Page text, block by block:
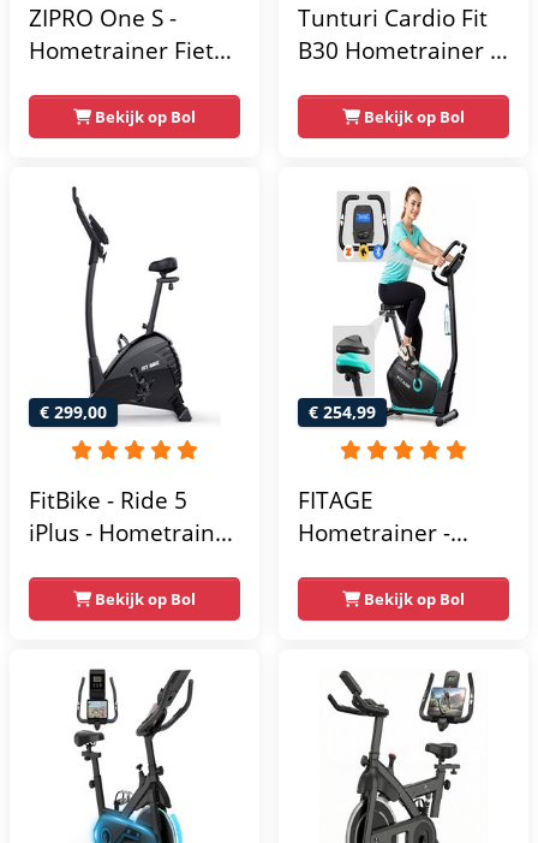
ZIPRO One S -
Hometrainer Fiets -
Magnetische Fiets -
Hartslagsensoren -
Gemakkelijk te
transporteren -
Antislippedalen -
Homegym -
Stabiele structuur -
gebruikersgewicht
110 kg - Zwart en
Blauw
Bekijk op Bol
Tunturi Cardio Fit
B30 Hometrainer -
weerstandsniveaus
- Tablethouder -
Hartslagfunctie en
transportwielen
Bekijk op Bol
€ 299,00
FitBike - Ride 5
iPlus - Hometrainer
Trainingsprogramma's
- Hartslagsensoren
Bekijk op Bol
€ 254,99
FITAGE
Hometrainer -
Weerstandsniveaus
- Tablethouder
voor Bluetooth
Kinomap & Zwift -
Fiets Lage Instap,
Ergonomisch & Stil
- Hometrainers
Fitness voor Thuis
Bekijk op Bol